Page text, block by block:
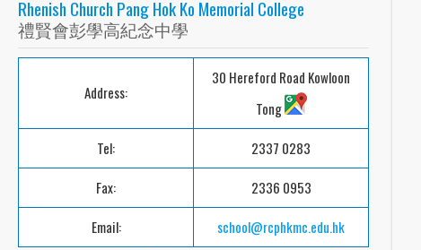
Rhenish Church Pang Hok Ko Memorial College
禮賢會彭學高紀念中學
Address:
30 Hereford Road Kowloon
Tong
Tel:
2337 0283
Fax:
2336 0953
Email:
school@rcphkmc.edu.hk